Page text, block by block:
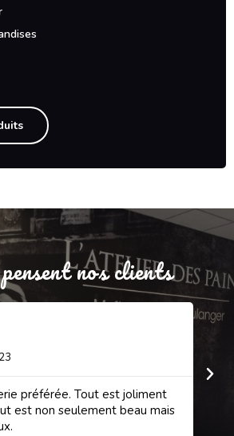
nos clients
préférée. Tout est joliment
est non seulement beau mais